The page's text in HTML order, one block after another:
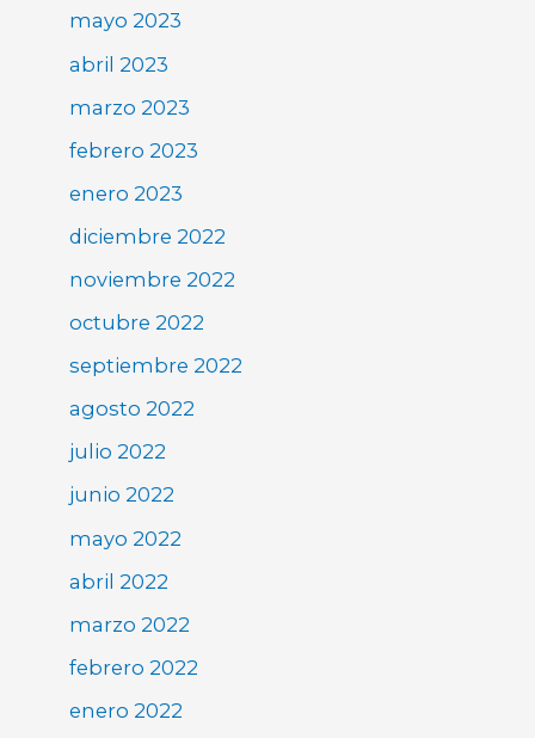
mayo 2023
abril 2023
marzo 2023
febrero 2023
enero 2023
diciembre 2022
noviembre 2022
octubre 2022
septiembre 2022
agosto 2022
julio 2022
junio 2022
mayo 2022
abril 2022
marzo 2022
febrero 2022
enero 2022